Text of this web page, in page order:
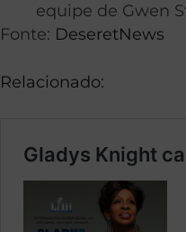
equipe de Gwen
Fonte: DeseretNews
Relacionado: